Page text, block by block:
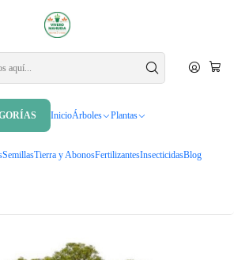
InicioÁrboles Plantas
SemillasTierra y AbonosFertilizantesInsecticidasBlog
DE DCTO. EN TU PRIMERA COMPRA USANDO
Árbol Ornamental Medicinal